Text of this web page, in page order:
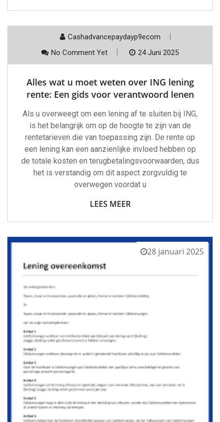
Cashadvancepaydayp9ecom
No Comment Yet
24 Juni 2025
Alles wat u moet weten over ING lening
rente: Een gids voor verantwoord lenen
Als u overweegt om een lening af te sluiten bij ING,
is het belangrijk om op de hoogte te zijn van de
rentetarieven die van toepassing zijn. De rente op
een lening kan een aanzienlijke invloed hebben op
de totale kosten en terugbetalingsvoorwaarden, dus
het is verstandig om dit aspect zorgvuldig te
overwegen voordat u
LEES MEER
28 januari 2025